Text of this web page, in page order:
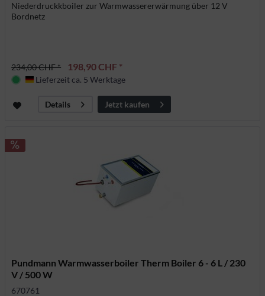
Niederdruckkboiler zur Warmwassererwärmung über 12 V
Bordnetz
234,00 CHF * 198,90 CHF *
Deutschland
Lieferzeit ca. 5 Werktage
Details Jetzt kaufen
Pundmann Warmwasserboiler Therm Boiler 6 - 6 L / 230
V / 500 W
670761